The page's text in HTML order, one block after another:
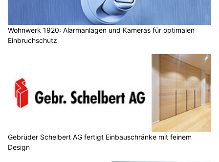
Wohnwerk 1920: Alarmanlagen und Kameras für optimalen
Einbruchschutz
Gebrüder Schelbert AG fertigt Einbauschränke mit feinem
Design